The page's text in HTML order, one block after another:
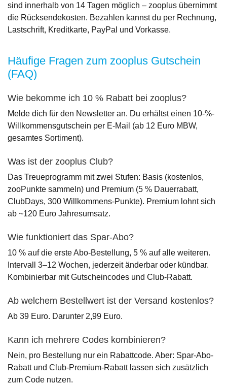
sind innerhalb von 14 Tagen möglich – zooplus übernimmt
die Rücksendekosten. Bezahlen kannst du per Rechnung,
Lastschrift, Kreditkarte, PayPal und Vorkasse.
Häufige Fragen zum zooplus Gutschein
(FAQ)
Wie bekomme ich 10 % Rabatt bei zooplus?
Melde dich für den Newsletter an. Du erhältst einen 10-%-
Willkommensgutschein per E-Mail (ab 12 Euro MBW,
gesamtes Sortiment).
Was ist der zooplus Club?
Das Treueprogramm mit zwei Stufen: Basis (kostenlos,
zooPunkte sammeln) und Premium (5 % Dauerrabatt,
ClubDays, 300 Willkommens-Punkte). Premium lohnt sich
ab ~120 Euro Jahresumsatz.
Wie funktioniert das Spar-Abo?
10 % auf die erste Abo-Bestellung, 5 % auf alle weiteren.
Intervall 3–12 Wochen, jederzeit änderbar oder kündbar.
Kombinierbar mit Gutscheincodes und Club-Rabatt.
Ab welchem Bestellwert ist der Versand kostenlos?
Ab 39 Euro. Darunter 2,99 Euro.
Kann ich mehrere Codes kombinieren?
Nein, pro Bestellung nur ein Rabattcode. Aber: Spar-Abo-
Rabatt und Club-Premium-Rabatt lassen sich zusätzlich
zum Code nutzen.